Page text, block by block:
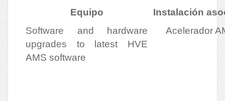
Equipo
Instalación
Software and hardware
upgrades to latest HVE
AMS software
Acelerador